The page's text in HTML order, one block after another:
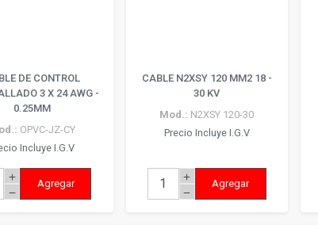
DE CONTROL
3 X 24 AWG -
0.25MM
OPVC-JZ-CY
Incluye I.G.V
add
remove
Agregar
CABLE N2XSY 120 MM2 18 -
30 KV
Mod.: N2XSY 120-30
Precio Incluye I.G.V
add
remove
Agregar